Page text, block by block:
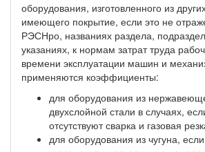
оборудования, изготовленного из
имеющего покрытие, если это не
РЭСНро, названиях раздела,
указаниях, к нормам затрат труда
времени эксплуатации машин и
применяются коэффициенты:
для оборудования из
двухслойной стали в случаях,
отсутствуют сварка и газовая
для оборудования из чугуна,